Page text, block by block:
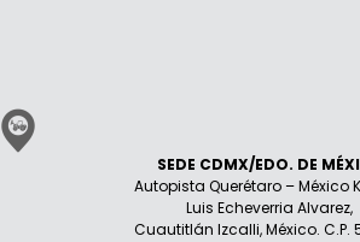
SEDE CDMX/EDO. DE
Autopista Querétaro – México
Luis Echeverria Alvarez,
Cuautitlán Izcalli, México. C.P.